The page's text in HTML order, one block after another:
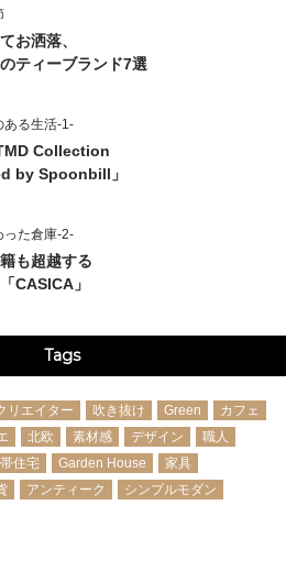
お洒落、
ティーブランド7選
ある生活-1-
Collection
by Spoonbill」
った倉庫-2-
も超越する
CASICA」
Tags
リエイター 吹き抜け Green
カフェ
北欧 素材感 デザイン
職人
住宅 Garden House
家具
アンティーク
シンプルモダン